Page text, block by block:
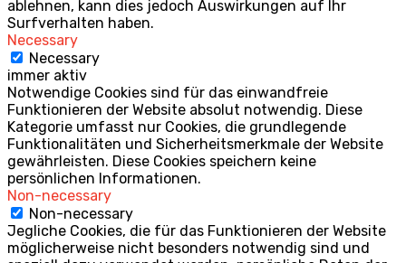
ablehnen, kann dies jedoch Auswirkungen auf Ihr
Surfverhalten haben.
Necessary
Necessary
immer aktiv
Notwendige Cookies sind für das einwandfreie
Funktionieren der Website absolut notwendig. Diese
Kategorie umfasst nur Cookies, die grundlegende
Funktionalitäten und Sicherheitsmerkmale der Website
gewährleisten. Diese Cookies speichern keine
persönlichen Informationen.
Non-necessary
Non-necessary
Jegliche Cookies, die für das Funktionieren der Website
möglicherweise nicht besonders notwendig sind und